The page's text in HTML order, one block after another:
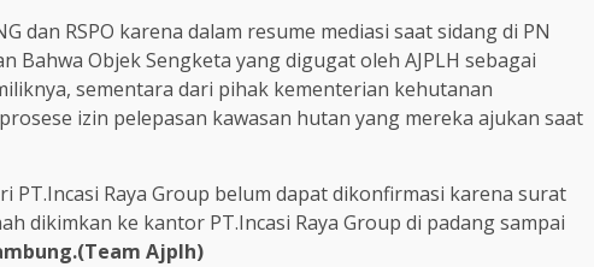
dan RSPO karena dalam resume mediasi saat sidang di PN
Bahwa Objek Sengketa yang digugat oleh AJPLH sebagai
sementara dari pihak kementerian kehutanan
izin pelepasan kawasan hutan yang mereka ajukan saat
Raya Group belum dapat dikonfirmasi karena surat
dikimkan ke kantor PT.Incasi Raya Group di padang sampai
Ajplh)